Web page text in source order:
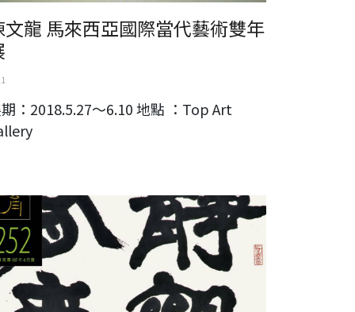
文龍 馬來西亞國際當代藝術雙年
：2018.5.27～6.10 地點 ：Top Art
觀有無一翁資雄八十大展